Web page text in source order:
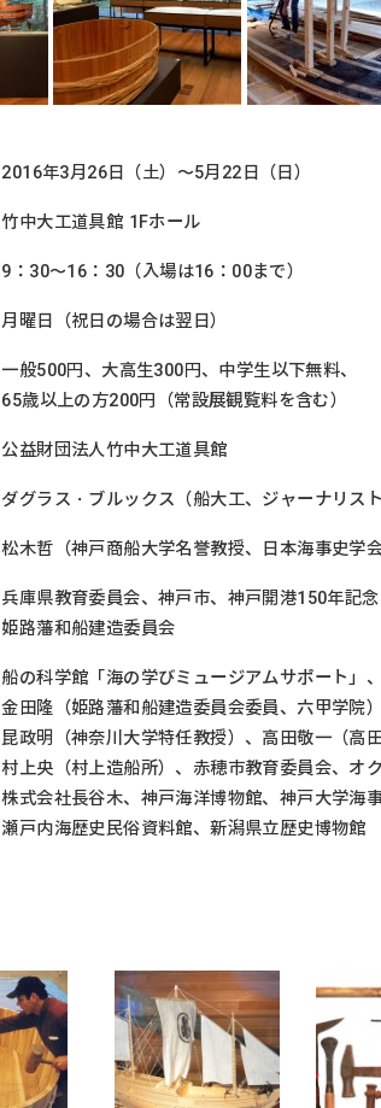
2016年3月26日（土）〜5月22日（日）
竹中大工道具館 1Fホール
9：30〜16：30（入場は16：00まで）
月曜日（祝日の場合は翌日）
一般500円、大高生300円、中学生以下無料、
65歳以上の方200円（常設展観覧料を含む）
公益財団法人竹中大工道具館
ダグラス・ブルックス（船大工、ジャーナリス
松木哲（神戸商船大学名誉教授、日本海事史学
兵庫県教育委員会、神戸市、神戸開港150年記
姫路藩和船建造委員会
船の科学館「海の学びミュージアムサポート」
金田隆（姫路藩和船建造委員会委員、六甲学院
昆政明（神奈川大学特任教授）、高田敬一（高
村上央（村上造船所）、赤穂市教育委員会、オ
株式会社長谷木、神戸海洋博物館、神戸大学海
瀬戸内海歴史民俗資料館、新潟県立歴史博物館